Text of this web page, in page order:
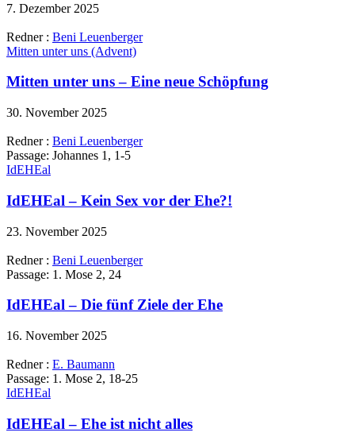
7. Dezember 2025
Redner : Beni Leuenberger
Mitten unter uns (Advent)
Mitten unter uns – Eine neue Schöpfung
30. November 2025
Redner : Beni Leuenberger
Passage: Johannes 1, 1-5
IdEHEal
IdEHEal – Kein Sex vor der Ehe?!
23. November 2025
Redner : Beni Leuenberger
Passage: 1. Mose 2, 24
IdEHEal – Die fünf Ziele der Ehe
16. November 2025
Redner : E. Baumann
Passage: 1. Mose 2, 18-25
IdEHEal
IdEHEal – Ehe ist nicht alles